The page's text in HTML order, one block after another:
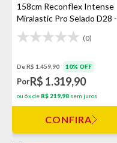
158cm Reconflex Intense
Miralastic Pro Selado D28 -
Marrom
(0)
De R$ 1.459,90 10% OFF
PorR$ 1.319,90
ou 6x de R$ 219,98 sem juros
CONFIRA